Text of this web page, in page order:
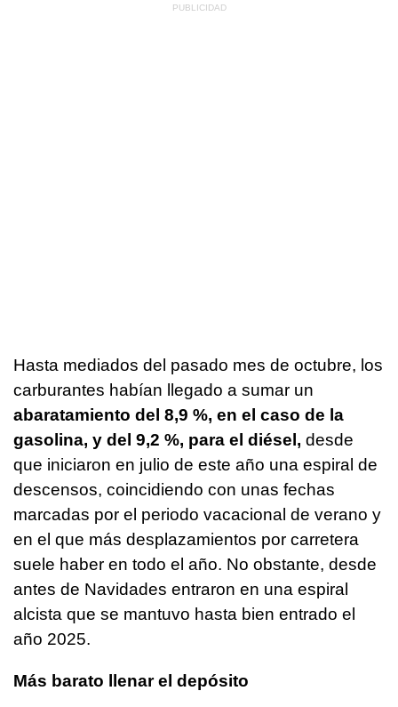
Hasta mediados del pasado mes de octubre, los
carburantes habían llegado a sumar un
abaratamiento del 8,9 %, en el caso de la
gasolina, y del 9,2 %, para el diésel, desde
que iniciaron en julio de este año una espiral de
descensos, coincidiendo con unas fechas
marcadas por el periodo vacacional de verano y
en el que más desplazamientos por carretera
suele haber en todo el año. No obstante, desde
antes de Navidades entraron en una espiral
alcista que se mantuvo hasta bien entrado el
año 2025.
Más barato llenar el depósito